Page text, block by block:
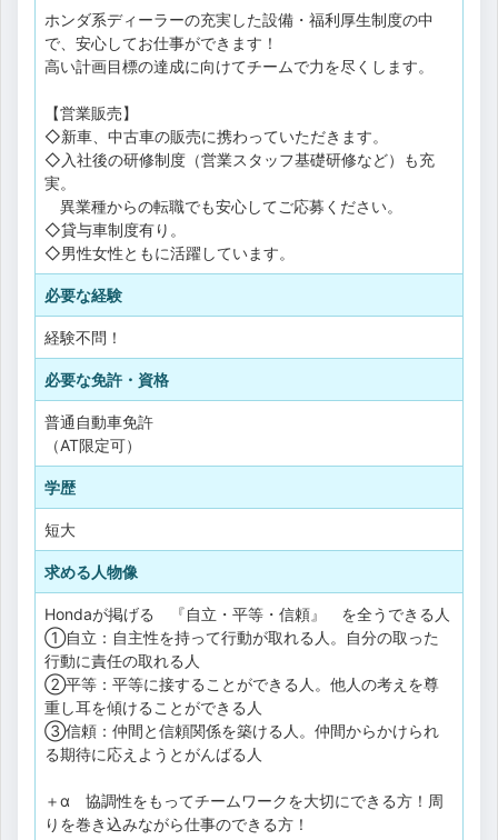
ホンダ系ディーラーの充実した設備・福利厚生制度の中
で、安心してお仕事ができます！
高い計画目標の達成に向けてチームで力を尽くします。
【営業販売】
◇新車、中古車の販売に携わっていただきます。
◇入社後の研修制度（営業スタッフ基礎研修など）も充
実。
異業種からの転職でも安心してご応募ください。
◇貸与車制度有り。
◇男性女性ともに活躍しています。
必要な経験
経験不問！
必要な免許・資格
普通自動車免許
（AT限定可）
学歴
短大
求める人物像
Hondaが掲げる 『自立・平等・信頼』 を全うできる人
①自立：自主性を持って行動が取れる人。自分の取った
行動に責任の取れる人
②平等：平等に接することができる人。他人の考えを尊
重し耳を傾けることができる人
③信頼：仲間と信頼関係を築ける人。仲間からかけられ
る期待に応えようとがんばる人
＋α 協調性をもってチームワークを大切にできる方！周
りを巻き込みながら仕事のできる方！